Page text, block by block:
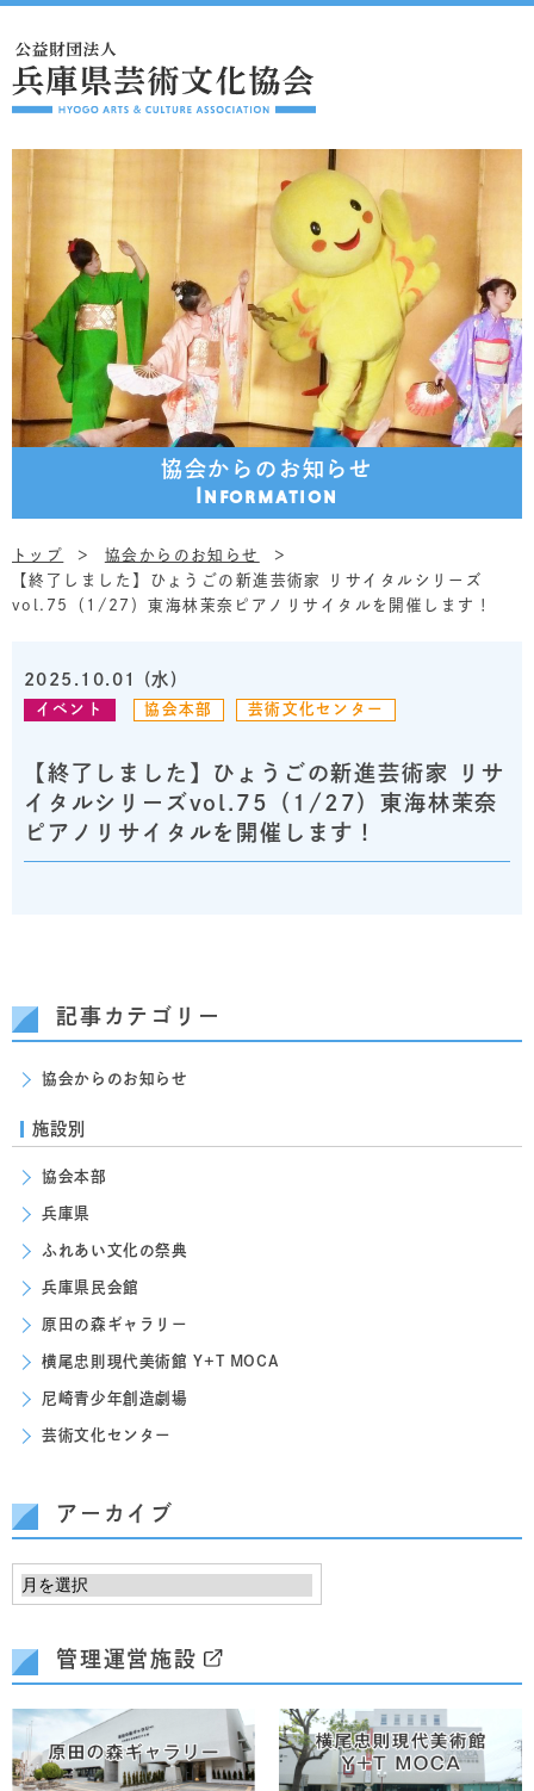
協会からのお知らせ
Information
トップ
協会からのお知らせ
【終了しました】ひょうごの新進芸術家 リサイタルシリーズ
vol.75（1/27）東海林茉奈ピアノリサイタルを開催します！
2025.10.01 (水)
イベント 協会本部 芸術文化センター
【終了しました】ひょうごの新進芸術家 リサ
イタルシリーズvol.75（1/27）東海林茉奈
ピアノリサイタルを開催します！
記事カテゴリー
協会からのお知らせ
施設別
協会本部
兵庫県
ふれあい文化の祭典
兵庫県民会館
原田の森ギャラリー
横尾忠則現代美術館 Y+T MOCA
尼崎青少年創造劇場
芸術文化センター
アーカイブ
管理運営施設